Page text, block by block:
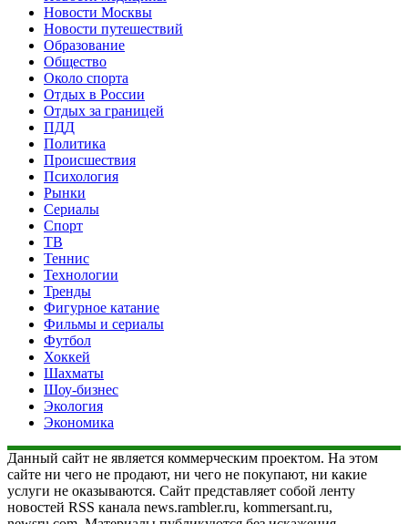
Новости Москвы
Новости путешествий
Образование
Общество
Около спорта
Отдых в России
Отдых за границей
ПДД
Политика
Происшествия
Психология
Рынки
Сериалы
Спорт
ТВ
Теннис
Технологии
Тренды
Фигурное катание
Фильмы и сериалы
Футбол
Хоккей
Шахматы
Шоу-бизнес
Экология
Экономика
Данный сайт не является коммерческим проектом. На этом
сайте ни чего не продают, ни чего не покупают, ни какие
услуги не оказываются. Сайт представляет собой ленту
новостей RSS канала news.rambler.ru, kommersant.ru,